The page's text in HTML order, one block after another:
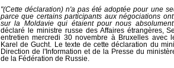
"(Cette déclaration) n'a pas été adoptée pour une
parce que certains participants aux négociations
sur la Moldavie qui étaient pour nous absolument
déclaré le ministre russe des Affaires étrangères,
entretien mercredi 30 novembre à Bruxelles avec
Karel de Gucht. Le texte de cette déclaration du
Direction de l'Information et de la Presse du
de la Fédération de Russie.